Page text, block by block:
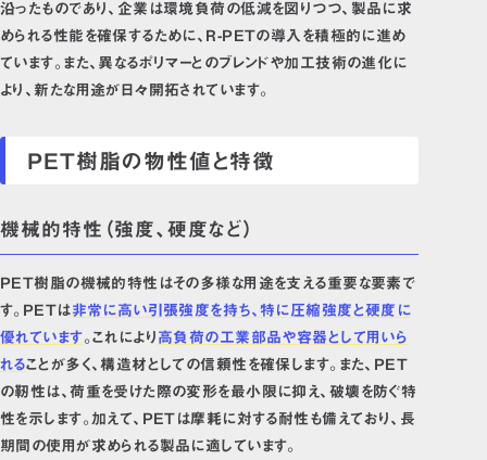
沿ったものであり、企業は環境負荷の低減を図りつつ、製品に求
められる性能を確保するために、R-PETの導入を積極的に進め
ています。また、異なるポリマーとのブレンドや加工技術の進化に
より、新たな用途が日々開拓されています。
PET樹脂の物性値と特徴
機械的特性（強度、硬度など）
PET樹脂の機械的特性はその多様な用途を支える重要な要素で
す。PETは非常に高い引張強度を持ち、特に圧縮強度と硬度に
優れています。これにより 高負荷の工業部品や容器として用いら
れることが多く、構造材としての信頼性を確保します。また、PET
の靭性は、荷重を受けた際の変形を最小限に抑え、破壊を防ぐ特
性を示します。加えて、PETは摩耗に対する耐性も備えており、長
期間の使用が求められる製品に適しています。